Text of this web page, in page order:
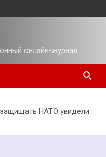
онлайн-журнал.
НАТО увидели